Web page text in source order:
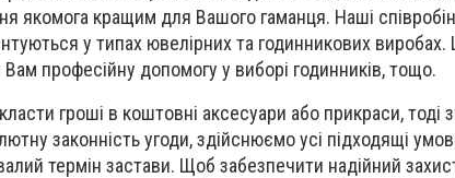
якомога кращим для Вашого гаманця. Наші
у типах ювелірних та годинникових
професійну допомогу у виборі годинників, тощо.
гроші в коштовні аксесуари або прикраси, тоді
законність угоди, здійснюємо усі підходящі
термін застави. Щоб забезпечити надійний